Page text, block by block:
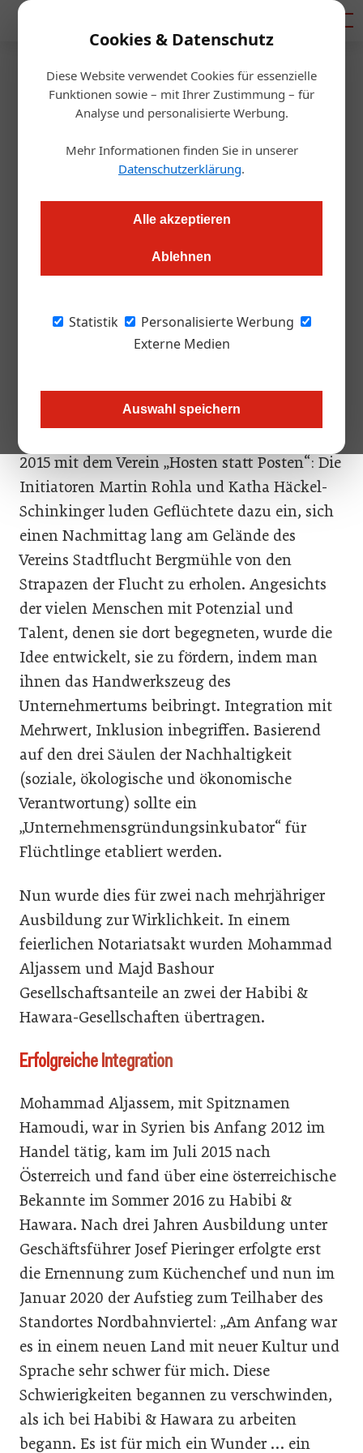
Cookies & Datenschutz
Diese Website verwendet Cookies für essenzielle
Funktionen sowie – mit Ihrer Zustimmung – für
Analyse und personalisierte Werbung.
Mehr Informationen finden Sie in unserer
Datenschutzerklärung.
Alle akzeptieren
Ablehnen
Statistik
Personalisierte Werbung
Externe Medien
Auswahl speichern
Startseite/Gastro & Hotel
Flüchtlinge werden zu
Gastrounternehmern
Im Habibi & Hawara mit mittlerweile drei Restaurants in Wien
lernen und arbeiten nicht nur viele Flüchtlinge, zwei von ihnen
Mit mehr als 50 Mitarbeiterinnen und
mittlerweile drei Restaurants orientalische
Gastfreundschaft gewürzt mit
2015 mit dem Verein „Hosten statt Posten“: Die
Initiatoren Martin Rohla und Katha Häckel-
Schinkinger luden Geflüchtete dazu ein, sich
einen Nachmittag lang am Gelände des
Vereins Stadtflucht Bergmühle von den
Strapazen der Flucht zu erholen. Angesichts
der vielen Menschen mit Potenzial und
Talent, denen sie dort begegneten, wurde die
Idee entwickelt, sie zu fördern, indem man
ihnen das Handwerkszeug des
Unternehmertums beibringt. Integration mit
Mehrwert, Inklusion inbegriffen. Basierend
auf den drei Säulen der Nachhaltigkeit
(soziale, ökologische und ökonomische
Verantwortung) sollte ein
„Unternehmensgründungsinkubator“ für
Flüchtlinge etabliert werden.
Nun wurde dies für zwei nach mehrjähriger
Ausbildung zur Wirklichkeit. In einem
feierlichen Notariatsakt wurden Mohammad
Aljassem und Majd Bashour
Gesellschaftsanteile an zwei der Habibi &
Hawara-Gesellschaften übertragen.
Erfolgreiche Integration
Mohammad Aljassem, mit Spitznamen
Hamoudi, war in Syrien bis Anfang 2012 im
Handel tätig, kam im Juli 2015 nach
Österreich und fand über eine österreichische
Bekannte im Sommer 2016 zu Habibi &
Hawara. Nach drei Jahren Ausbildung unter
Geschäftsführer Josef Pieringer erfolgte erst
die Ernennung zum Küchenchef und nun im
Januar 2020 der Aufstieg zum Teilhaber des
Standortes Nordbahnviertel: „Am Anfang war
es in einem neuen Land mit neuer Kultur und
Sprache sehr schwer für mich. Diese
Schwierigkeiten begannen zu verschwinden,
als ich bei Habibi & Hawara zu arbeiten
begann. Es ist für mich ein Wunder … ein